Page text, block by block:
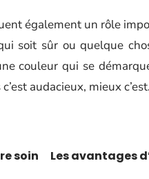
également un rôle
soit sûr ou quelque
couleur qui se
audacieux, mieux c’est.
soin
Les avantages